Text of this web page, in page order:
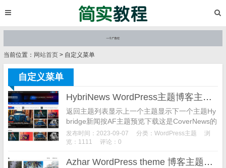
当前位置： 网站首页 > 自定义菜单
自定义菜单
HybriNews WordPress主题博客主题下载
返回主题列表显示上一个主题显示下一个主题Hy
bridge新闻按AF主题预览下载这是CoverNews的
一个儿童主题。版本：1.0.1最近更新日期：202
3年8月28日活跃安装：20...
发布时间：2023-09-07 分类： WordPress主题
浏
览：1111
评论：0
Azhar WordPress theme 博客主题下载